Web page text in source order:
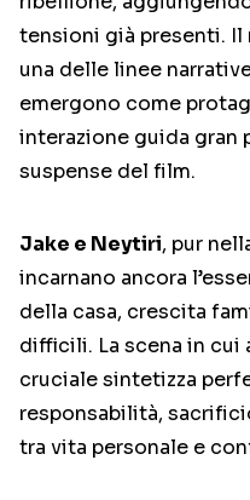
tensioni già presenti. Il
una delle linee
emergono come
interazione guida gran
suspense del film.
Jake e Neytiri, pur
incarnano ancora
della casa, crescita
difficili. La scena in cui
cruciale sintetizza
responsabilità,
tra vita personale e